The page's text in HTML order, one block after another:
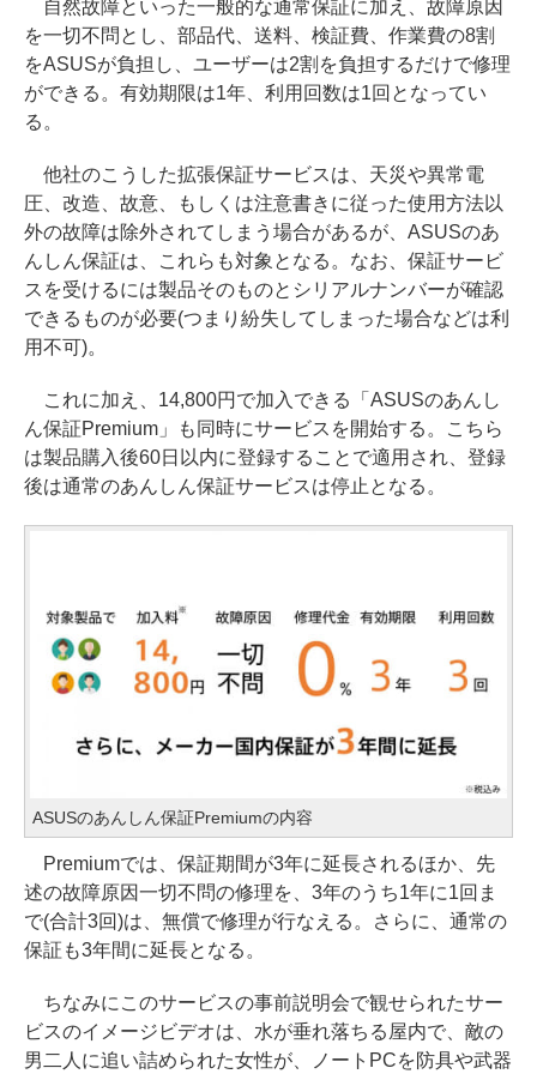
自然故障といった一般的な通常保証に加え、故障原因
を一切不問とし、部品代、送料、検証費、作業費の8割
をASUSが負担し、ユーザーは2割を負担するだけで修理
ができる。有効期限は1年、利用回数は1回となってい
る。
他社のこうした拡張保証サービスは、天災や異常電
圧、改造、故意、もしくは注意書きに従った使用方法以
外の故障は除外されてしまう場合があるが、ASUSのあ
んしん保証は、これらも対象となる。なお、保証サービ
スを受けるには製品そのものとシリアルナンバーが確認
できるものが必要(つまり紛失してしまった場合などは利
用不可)。
これに加え、14,800円で加入できる「ASUSのあんし
ん保証Premium」も同時にサービスを開始する。こちら
は製品購入後60日以内に登録することで適用され、登録
後は通常のあんしん保証サービスは停止となる。
ASUSのあんしん保証Premiumの内容
Premiumでは、保証期間が3年に延長されるほか、先
述の故障原因一切不問の修理を、3年のうち1年に1回ま
で(合計3回)は、無償で修理が行なえる。さらに、通常の
保証も3年間に延長となる。
ちなみにこのサービスの事前説明会で観せられたサー
ビスのイメージビデオは、水が垂れ落ちる屋内で、敵の
男二人に追い詰められた女性が、ノートPCを防具や武器